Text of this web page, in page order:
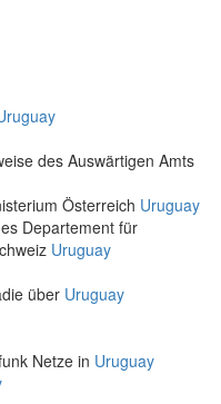
des Auswärtigen Amts
Österreich Uruguay
Departement für
Uruguay
über Uruguay
Netze in Uruguay